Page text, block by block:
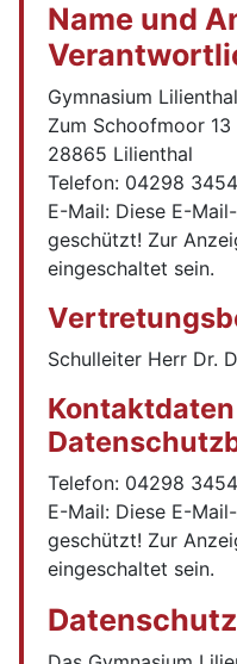
Name und
Gymnasium Lilienthal
Zum Schoofmoor 13
28865 Lilienthal
Telefon: 04298
E-Mail: Diese E-
geschützt! Zur
eingeschaltet sein.
Schulleiter Herr Dr.
Telefon: 04298
E-Mail: Diese E-
geschützt! Zur
eingeschaltet sein.
Datenschutz